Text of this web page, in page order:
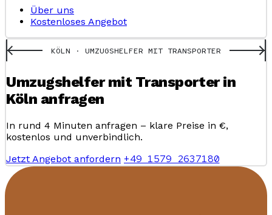
Über uns
Kostenloses Angebot
KÖLN · UMZUGSHELFER MIT TRANSPORTER
Umzugshelfer mit Transporter in
Köln anfragen
In rund 4 Minuten anfragen – klare Preise in €,
kostenlos und unverbindlich.
Jetzt Angebot anfordern +49 1579 2637180